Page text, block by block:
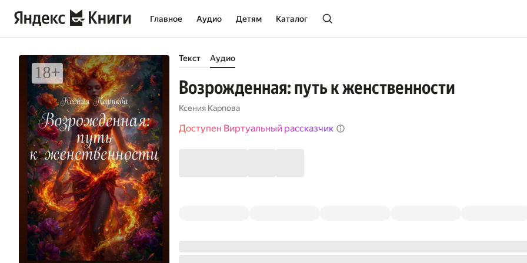
Главное Аудио Детям Каталог
Текст Аудио
Возрожденная: путь к женственности
Ксения Карпова
Доступен Виртуальный рассказчик